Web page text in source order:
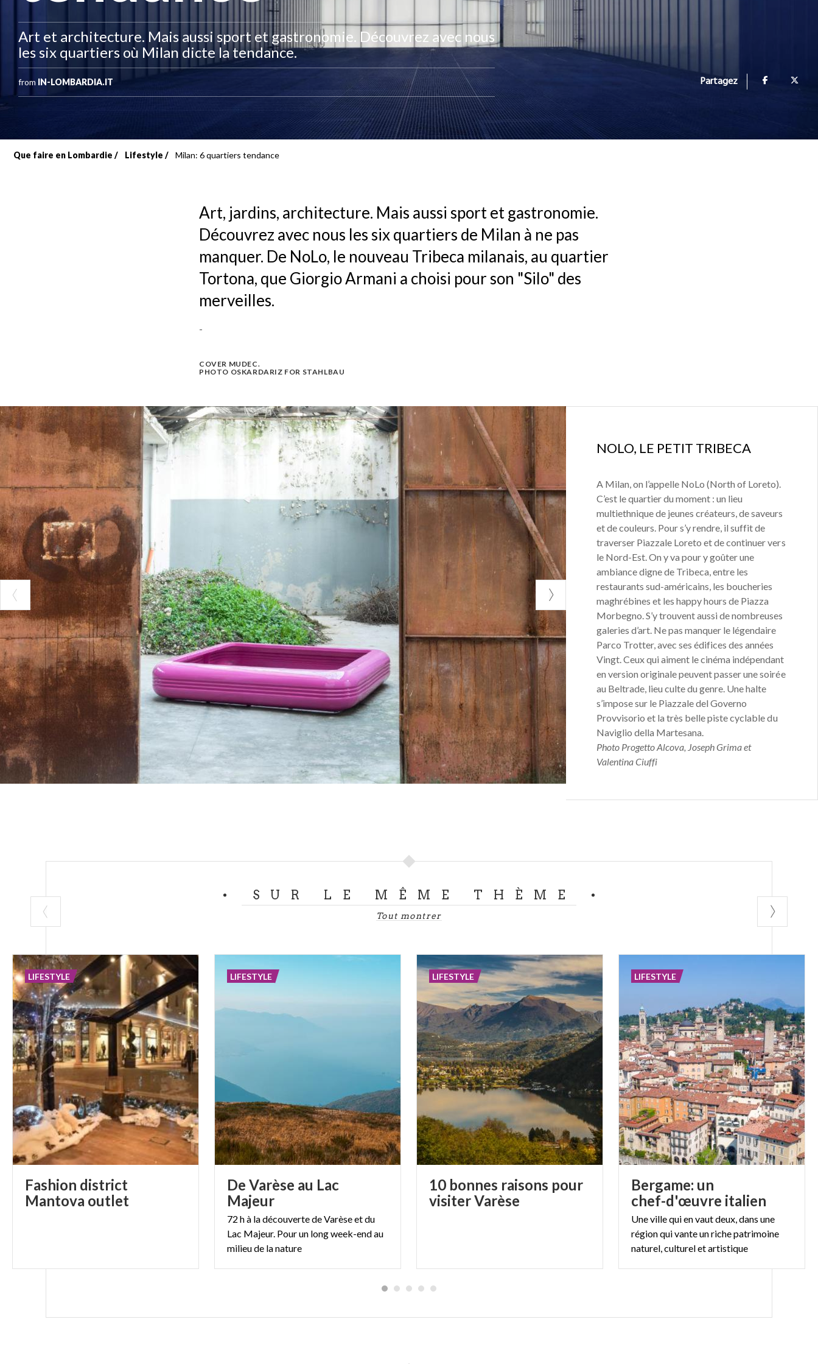
Art et architecture. Mais aussi sport et gastronomie. Découvrez avec nous
les six quartiers où Milan dicte la tendance.
from IN-LOMBARDIA.IT Partagez
Fil
Que faire en Lombardie Lifestyle Milan: 6 quartiers tendance
Art, jardins, architecture. Mais aussi sport et gastronomie.
Découvrez avec nous les six quartiers de Milan à ne pas
manquer. De NoLo, le nouveau Tribeca milanais, au quartier
Tortona, que Giorgio Armani a choisi pour son "Silo" des
merveilles.
-
COVER MUDEC.
PHOTO OSKARDARIZ FOR STAHLBAU
NOLO, LE PETIT TRIBECA
A Milan, on l’appelle NoLo (North of Loreto).
C’est le quartier du moment : un lieu
multiethnique de jeunes créateurs, de saveurs
et de couleurs. Pour s’y rendre, il suffit de
traverser Piazzale Loreto et de continuer vers
le Nord-Est. On y va pour y goûter une
ambiance digne de Tribeca, entre les
restaurants sud-américains, les boucheries
maghrébines et les happy hours de Piazza
Morbegno. S’y trouvent aussi de nombreuses
galeries d’art. Ne pas manquer le légendaire
Parco Trotter, avec ses édifices des années
Vingt. Ceux qui aiment le cinéma indépendant
en version originale peuvent passer une soirée
au Beltrade, lieu culte du genre. Une halte
s’impose sur le Piazzale del Governo
Provvisorio et la très belle piste cyclable du
Naviglio della Martesana.
Photo Progetto Alcova, Joseph Grima et
Valentina Ciuffi
SUR LE MÊME THÈME
Tout montrer
Fashion district
Mantova outlet
LIFESTYLE
De Varèse au Lac
Majeur
72 h à la découverte de Varèse et du
Lac Majeur. Pour un long week-end au
milieu de la nature
LIFESTYLE
10 bonnes raisons pour
visiter Varèse
LIFESTYLE
Bergame: un
chef-d'œuvre italien
Une ville qui en vaut deux, dans une
région qui vante un riche patrimoine
naturel, culturel et artistique
LIFESTYLE